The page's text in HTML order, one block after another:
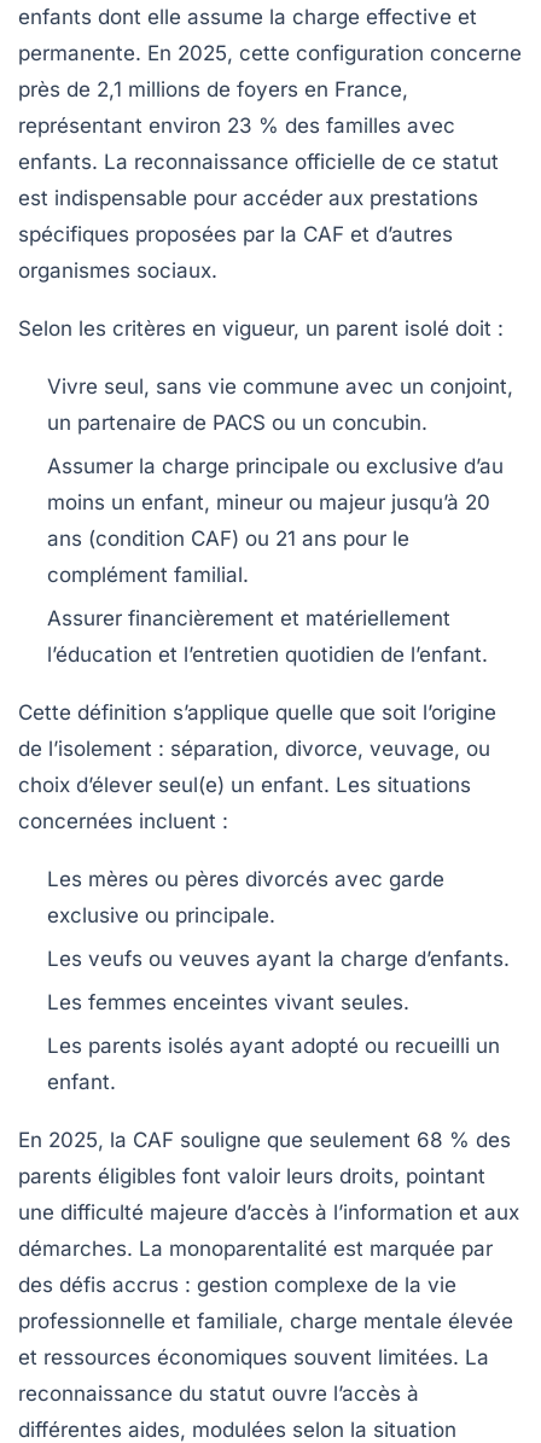
enfants dont elle assume la charge effective et
permanente. En 2025, cette configuration concerne
près de 2,1 millions de foyers en France,
représentant environ 23 % des familles avec
enfants. La reconnaissance officielle de ce statut
est indispensable pour accéder aux prestations
spécifiques proposées par la CAF et d’autres
organismes sociaux.
Selon les critères en vigueur, un parent isolé doit :
Vivre seul, sans vie commune avec un conjoint,
un partenaire de PACS ou un concubin.
Assumer la charge principale ou exclusive d’au
moins un enfant, mineur ou majeur jusqu’à 20
ans (condition CAF) ou 21 ans pour le
complément familial.
Assurer financièrement et matériellement
l’éducation et l’entretien quotidien de l’enfant.
Cette définition s’applique quelle que soit l’origine
de l’isolement : séparation, divorce, veuvage, ou
choix d’élever seul(e) un enfant. Les situations
concernées incluent :
Les mères ou pères divorcés avec garde
exclusive ou principale.
Les veufs ou veuves ayant la charge d’enfants.
Les femmes enceintes vivant seules.
Les parents isolés ayant adopté ou recueilli un
enfant.
En 2025, la CAF souligne que seulement 68 % des
parents éligibles font valoir leurs droits, pointant
une difficulté majeure d’accès à l’information et aux
démarches. La monoparentalité est marquée par
des défis accrus : gestion complexe de la vie
professionnelle et familiale, charge mentale élevée
et ressources économiques souvent limitées. La
reconnaissance du statut ouvre l’accès à
différentes aides, modulées selon la situation